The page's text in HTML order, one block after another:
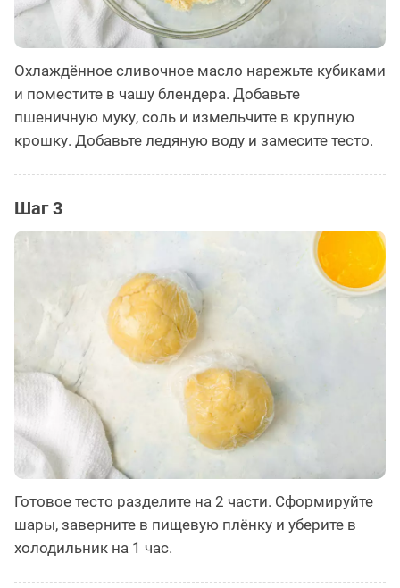
Охлаждённое сливочное масло нарежьте кубиками
и поместите в чашу блендера. Добавьте
пшеничную муку, соль и измельчите в крупную
крошку. Добавьте ледяную воду и замесите тесто.
Шаг 3
Готовое тесто разделите на 2 части. Сформируйте
шары, заверните в пищевую плёнку и уберите в
холодильник на 1 час.